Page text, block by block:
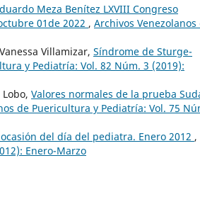
Meza Benítez LXVIII Congreso
01de 2022 , Archivos Venezolanos
Villamizar, Síndrome de Sturge-
y Pediatría: Vol. 82 Núm. 3 (2019):
Valores normales de la prueba
de Puericultura y Pediatría: Vol. 75
del día del pediatra. Enero 2012 ,
Enero-Marzo